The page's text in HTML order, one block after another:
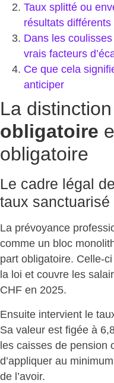
Taux splitté ou
résultats différents
Dans les
vrais facteurs
Ce que cela
anticiper
La
obligatoire
obligatoire
Le cadre légal
taux sanctuarisé
La prévoyance
comme un bloc
part obligatoire. Celle-
la loi et couvre les
CHF en 2025.
Ensuite intervient le
Sa valeur est figée à
les caisses de pension
d’appliquer au
de l’avoir.